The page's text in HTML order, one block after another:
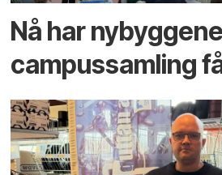
Nå har
campus­samling